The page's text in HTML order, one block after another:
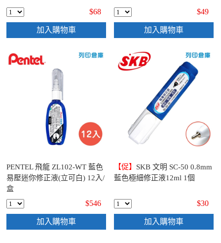
$68
加入購物車
$49
加入購物車
PENTEL 飛龍 ZL102-WT 藍色
易壓迷你修正液(立可白) 12入/
盒
$546
加入購物車
【促】 SKB 文明 SC-50 0.8mm
藍色極細修正液12ml 1個
$30
加入購物車